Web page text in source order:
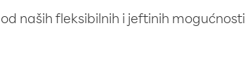
naših fleksibilnih i jeftinih mogućnosti